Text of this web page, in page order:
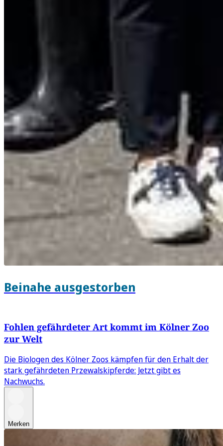
Beinahe ausgestorben
Fohlen gefährdeter Art kommt im Kölner Zoo
zur Welt
Die Biologen des Kölner Zoos kämpfen für den Erhalt der
stark gefährdeten Przewalskipferde: Jetzt gibt es
Nachwuchs.
Merken